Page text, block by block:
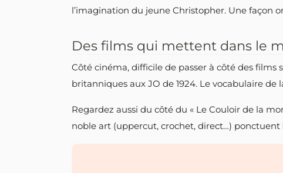
l’imagination du jeune Christopher. Une façon
Des films qui mettent dans le
Côté cinéma, difficile de passer à côté des films
britanniques aux JO de 1924. Le vocabulaire
Regardez aussi du côté du « Le Couloir de la
noble art (uppercut, crochet, direct…) ponctuent